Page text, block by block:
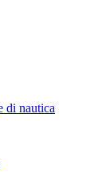
di nautica